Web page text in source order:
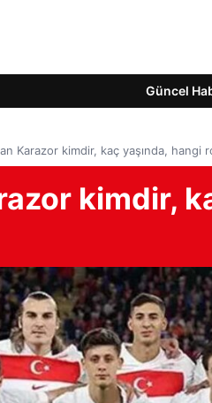
Güncel
Karazor kimdir, kaç yaşında, hangi
kimdir,